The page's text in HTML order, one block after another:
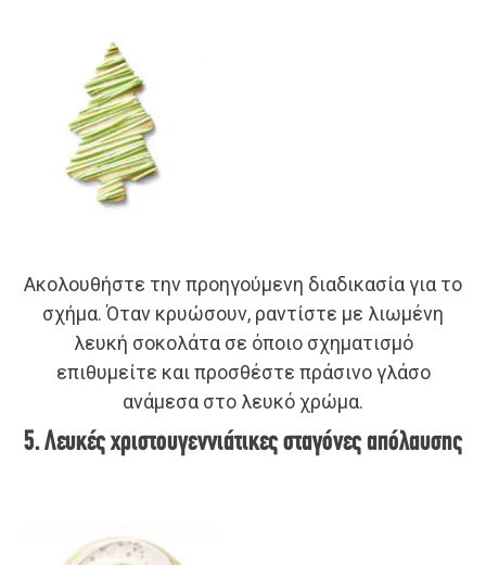
Ακολουθήστε την προηγούμενη διαδικασία για το
σχήμα. Όταν κρυώσουν, ραντίστε με λιωμένη
λευκή σοκολάτα σε όποιο σχηματισμό
επιθυμείτε και προσθέστε πράσινο γλάσο
ανάμεσα στο λευκό χρώμα.
5. Λευκές χριστουγεννιάτικες σταγόνες απόλαυσης